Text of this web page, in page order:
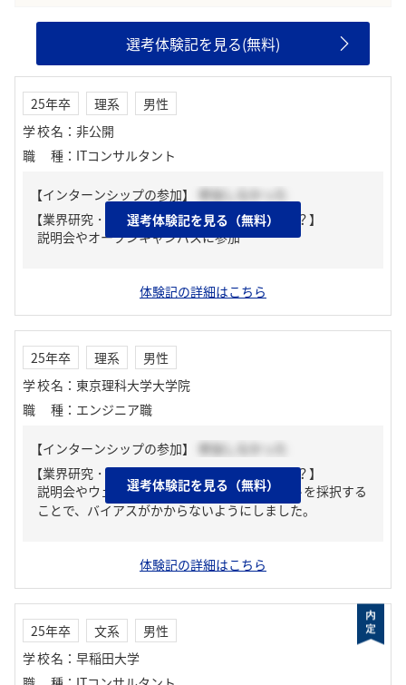
選考体験記を見る(無料)
25年卒 理系
男性
学校名 ： 非公開
職種 ： ITコンサルタント
【インターンシップの参加】
参加しなかった
【業界研究・企業研究はどんな風にしましたか？】
説明会やオープンキャンパスに参加
選考体験記を見る（無料）
体験記の詳細はこちら
25年卒 理系
男性
学校名 ： 東京理科大学大学院
職種 ： エンジニア職
【インターンシップの参加】
参加しなかった
【業界研究・企業研究はどんな風にしましたか？】
説明会やウェブサイトから調べ、多数のサイトを採択する
ことで、バイアスがかからないようにしました。
選考体験記を見る（無料）
体験記の詳細はこちら
25年卒 文系
男性
学校名 ： 早稲田大学